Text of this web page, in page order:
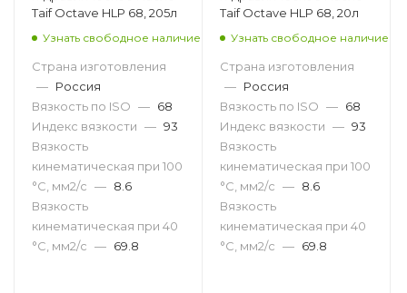
Taif Octave HLP 68, 205л
Узнать свободное наличие
Страна изготовления
— Россия
Вязкость по ISO — 68
Индекс вязкости — 93
Вязкость
кинематическая при 100
°С, мм2/с — 8.6
Вязкость
кинематическая при 40
°С, мм2/с — 69.8
Taif Octave HLP 68, 20л
Узнать свободное наличие
Страна изготовления
— Россия
Вязкость по ISO — 68
Индекс вязкости — 93
Вязкость
кинематическая при 100
°С, мм2/с — 8.6
Вязкость
кинематическая при 40
°С, мм2/с — 69.8